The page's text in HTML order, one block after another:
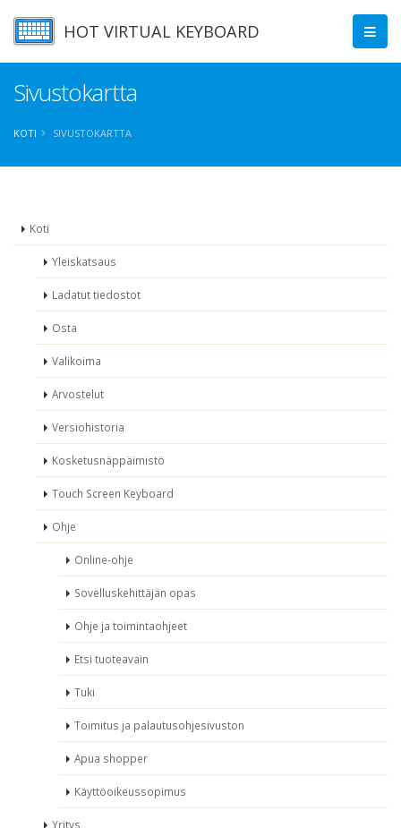
HOT VIRTUAL KEYBOARD
Sivustokartta
KOTI SIVUSTOKARTTA
Koti
Yleiskatsaus
Ladatut tiedostot
Osta
Valikoima
Arvostelut
Versiohistoria
Kosketusnäppäimistö
Touch Screen Keyboard
Ohje
Online-ohje
Sovelluskehittäjän opas
Ohje ja toimintaohjeet
Etsi tuoteavain
Tuki
Toimitus ja palautusohjesivuston
Apua shopper
Käyttöoikeussopimus
Yritys